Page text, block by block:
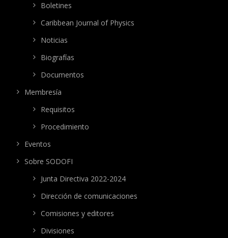
Boletines
Caribbean Journal of Physics
Noticias
Biografías
Documentos
Membresía
Requisitos
Procedimiento
Eventos
Sobre SODOFI
Junta Directiva 2022-2024
Dirección de comunicaciones
Comisiones y editores
Divisiones